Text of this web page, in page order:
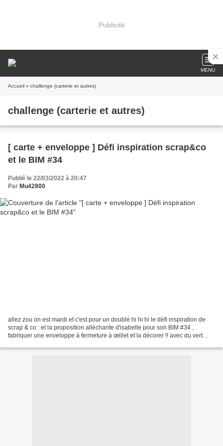
Publicité
MENU
Accueil » challenge (carterie et autres)
challenge (carterie et autres)
[ carte + enveloppe ] Défi inspiration scrap&co
et le BIM #34
Publié le 22/03/2022 à 20:47
Par Mu42800
allez zou on est mardi et c'est pour un doublé hi hi hi le défi inspiration de
scrap & co : et la proposition alléchante d'isabelle pour son BIM #34 ,
fabriquer une enveloppe à fermeture à œillet et la décorer !! avec du vert